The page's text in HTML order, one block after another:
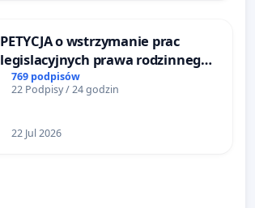
PETYCJA o wstrzymanie prac
legislacyjnych prawa rodzinnego
narażających ofiary przemocy
769 podpisów
22 Podpisy / 24 godzin
22 Jul 2026